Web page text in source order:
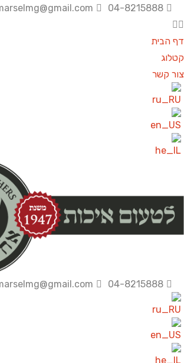
04-8215888
marselmg@gmail.com
הבית
קשר
04-8215888
marselmg@gmail.com